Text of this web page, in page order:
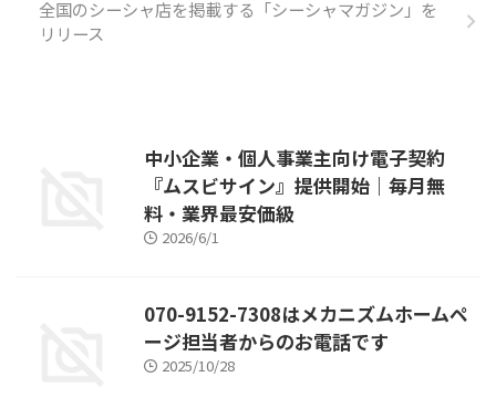
全国のシーシャ店を掲載する「シーシャマガジン」を
リリース
中小企業・個人事業主向け電子契約
『ムスビサイン』提供開始｜毎月無
料・業界最安価級
2026/6/1
070-9152-7308はメカニズムホームペ
ージ担当者からのお電話です
2025/10/28